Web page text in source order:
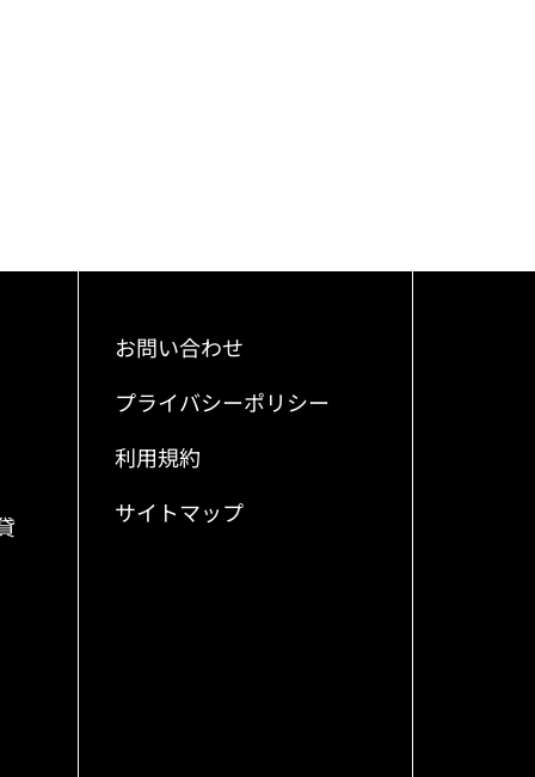
お問い合わせ
プライバシーポリシー
利用規約
サイトマップ